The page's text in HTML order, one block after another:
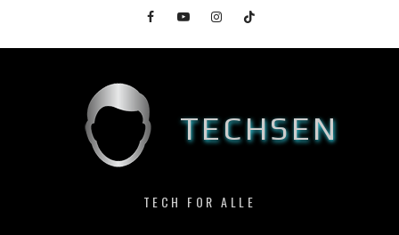
content
FacebookYouTubeInstagramTikTok
TECHSEN
TECH FOR ALLE